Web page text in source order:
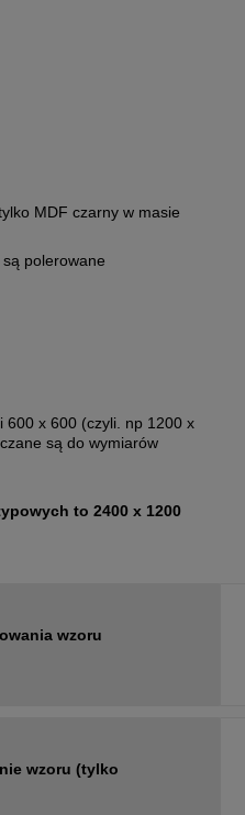
MDF czarny w masie
polerowane
600 x 600 (czyli. np 1200 x
są do wymiarów
to 2400 x 1200
wzoru
wzoru (tylko